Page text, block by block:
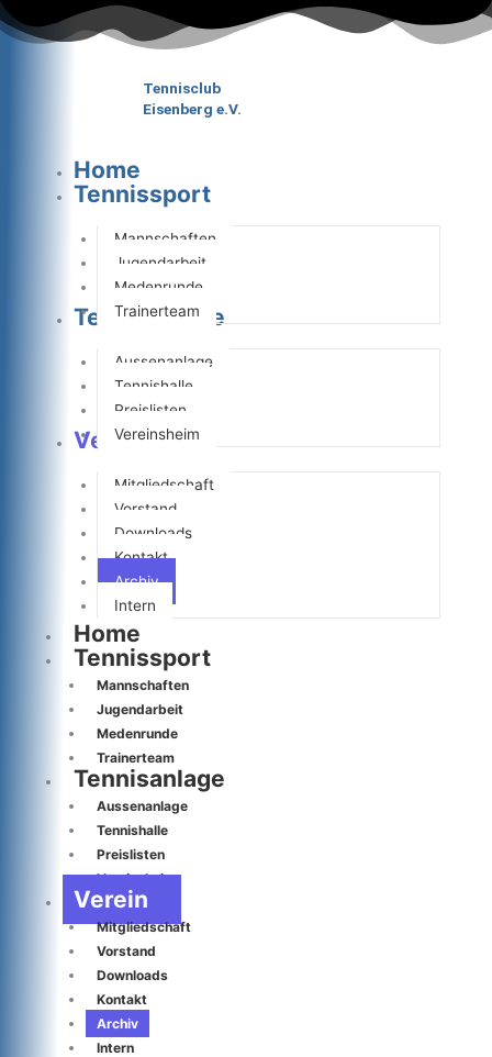
Zum
Inhalt
Tennisclub
Eisenberg e.V.
Home
Tennissport
Mannschaften
Jugendarbeit
Medenrunde
Trainerteam
Tennisanlage
Aussenanlage
Tennishalle
Preislisten
Vereinsheim
Verein
Mitgliedschaft
Vorstand
Downloads
Kontakt
Archiv
Intern
Home
Tennissport
Mannschaften
Jugendarbeit
Medenrunde
Trainerteam
Tennisanlage
Aussenanlage
Tennishalle
Preislisten
Vereinsheim
Verein
Mitgliedschaft
Vorstand
Downloads
Kontakt
Archiv
Intern